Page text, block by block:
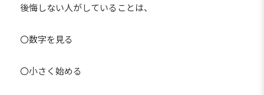
後悔しない人がしていることは、
〇数字を見る
〇小さく始める